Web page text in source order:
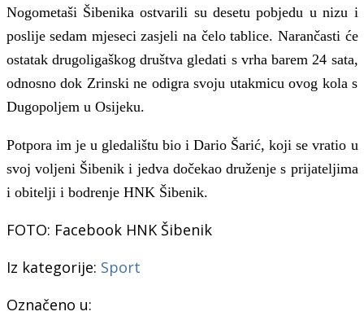
Nogometaši Šibenika ostvarili su desetu pobjedu u nizu i
poslije sedam mjeseci zasjeli na čelo tablice. Narančasti će
ostatak drugoligaškog društva gledati s vrha barem 24 sata,
odnosno dok Zrinski ne odigra svoju utakmicu ovog kola s
Dugopoljem u Osijeku.
Potpora im je u gledalištu bio iDario Šarić, koji se vratio u
svoj voljeni Šibenik i jedva dočekao druženje s prijateljima
i obitelji i bodrenje HNK Šibenik.
FOTO: Facebook HNK Šibenik
Iz kategorije: Sport
Označeno u: